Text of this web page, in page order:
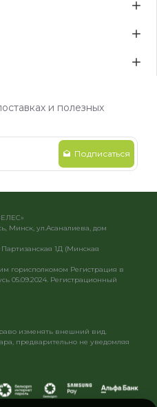
и полезных
Подписаться
Минск, ул.Асаналиева, дом
Партизанская 1Д (Минская
горисполкомом Регистрация в
05.09.2024. Регистрационный
изменять внешний вид.
предварительно не уведомляя